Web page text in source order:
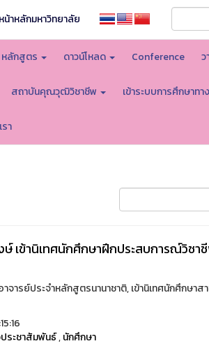
หน้าหลักมหาวิทยาลัย
หลักสูตร ดาวน์โหลด Conference ว
สถาบันคุณวุฒิวิชาชีพ เข้าระบบการศึกษาทา
า
ษ์ เข้านิเทศนักศึกษาฝึกประสบการณ์วิช
าจารย์ประจำหลักสูตรนานาชาติ, เข้านิเทศนักศึกษ
ประชาสัมพันธ์,นักศึกษา